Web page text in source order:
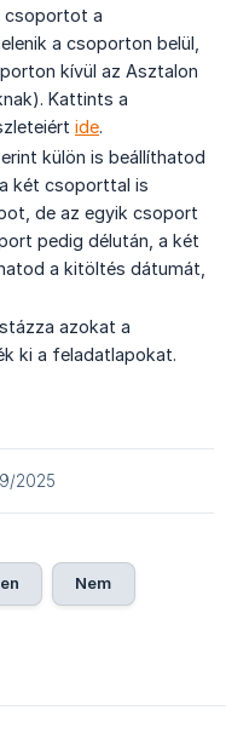
csoportot a
a csoporton belül,
kívül az Asztalon
Kattints a
ide.
külön is beállíthatod
két csoporttal is
de az egyik csoport
pedig délután, a két
a kitöltés dátumát,
azokat a
ki a feladatlapokat.
2025
Nem